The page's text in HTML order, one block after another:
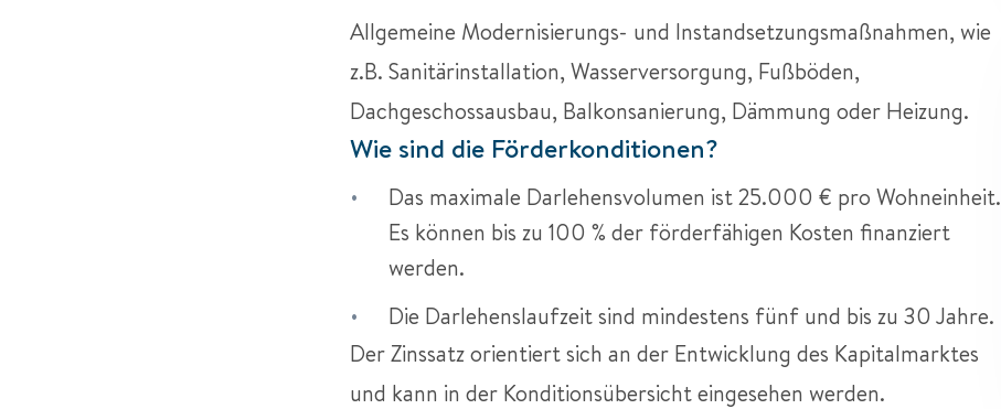
Allgemeine Modernisierungs- und Instandsetzungsmaßnahmen, wie
z.B. Sanitärinstallation, Wasserversorgung, Fußböden,
Dachgeschossausbau, Balkonsanierung, Dämmung oder Heizung.
Wie sind die Förderkonditionen?
Das maximale Darlehensvolumen ist 25.000 € pro Wohneinheit.
Es können bis zu 100 % der förderfähigen Kosten finanziert
werden.
Die Darlehenslaufzeit sind mindestens fünf und bis zu 30 Jahre.
Der Zinssatz orientiert sich an der Entwicklung des Kapitalmarktes
und kann in der Konditionsübersicht eingesehen werden.